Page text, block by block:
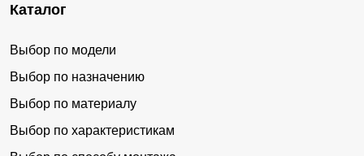
Каталог
Выбор по модели
Выбор по назначению
Выбор по материалу
Выбор по характеристикам